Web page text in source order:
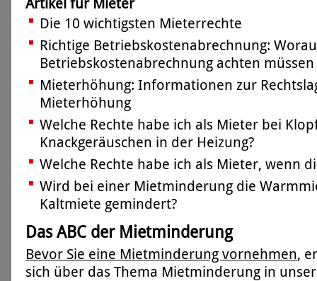
Artikel für Mieter
Die 10 wichtigsten Mieterrechte
Richtige Betriebskostenabrechnung:
Betriebskostenabrechnung achten müssen
Mieterhöhung: Informationen zur
Mieterhöhung
Welche Rechte habe ich als Mieter bei
Knackgeräuschen in der Heizung?
Welche Rechte habe ich als Mieter, wenn
Wird bei einer Mietminderung die
Kaltmiete gemindert?
Das ABC der Mietminderung
Bevor Sie eine Mietminderung vornehmen,
sich über das Thema Mietminderung in